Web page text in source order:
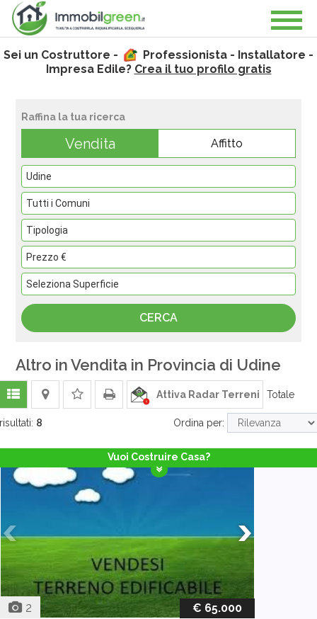
Sei un Costruttore -
Professionista - Installatore -
Impresa Edile? Crea il tuo profilo gratis
Raffina la tua ricerca
Vendita Affitto
Altro in Vendita in Provincia di Udine
Attiva Radar Terreni Totale
risultati: 8 Ordina per:
Vuoi Costruire Casa?
2 € 65.000